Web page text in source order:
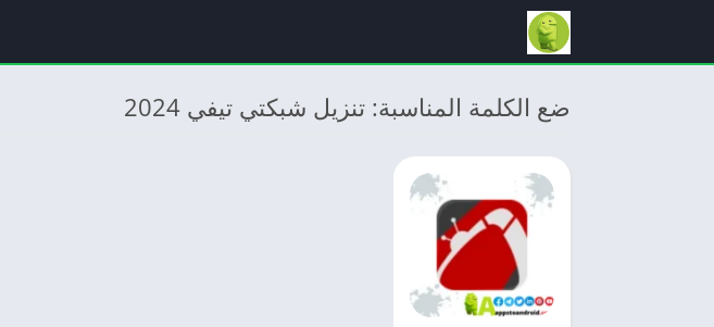
ضع الكلمة المناسبة: تنزيل شبكتي تيفي 2024